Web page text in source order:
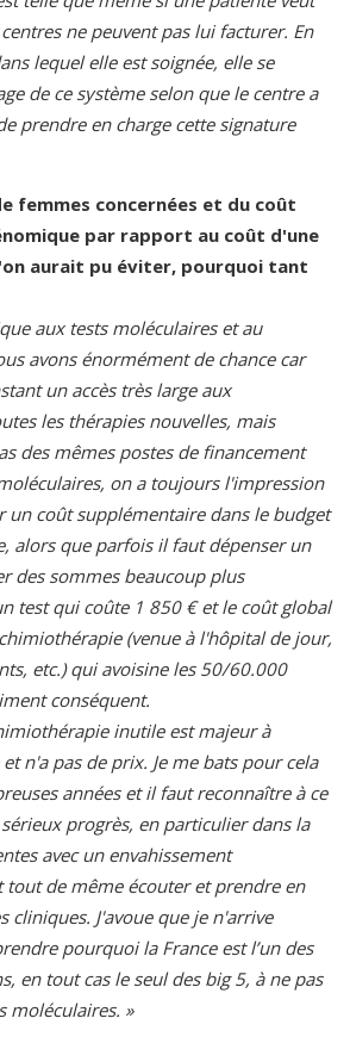
ne peuvent pas lui facturer. En
lequel elle est soignée, elle se
de ce système selon que le centre a
prendre en charge cette signature
femmes concernées et du coût
par rapport au coût d'une
aurait pu éviter, pourquoi tant
aux tests moléculaires et au
avons énormément de chance car
un accès très large aux
les thérapies nouvelles, mais
des mêmes postes de financement
on a toujours l'impression
un coût supplémentaire dans le budget
alors que parfois il faut dépenser un
des sommes beaucoup plus
test qui coûte 1 850 € et le coût global
(venue à l'hôpital de jour,
etc.) qui avoisine les 50/60.000
conséquent.
inutile est majeur à
n'a pas de prix. Je me bats pour cela
années et il faut reconnaître à ce
progrès, en particulier dans la
avec un envahissement
tout de même écouter et prendre en
cliniques. J'avoue que je n'arrive
pourquoi la France est l’un des
en tout cas le seul des big 5, à ne pas
moléculaires. »